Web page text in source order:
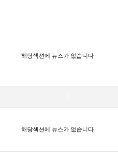
해당섹션에 뉴스가 없습니다
해당섹션에 뉴스가 없습니다